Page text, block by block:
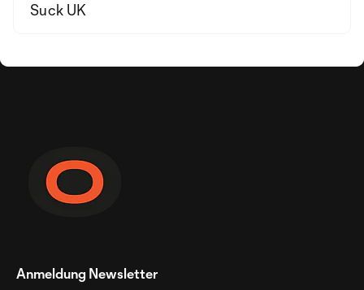
Suck UK
Anmeldung Newsletter